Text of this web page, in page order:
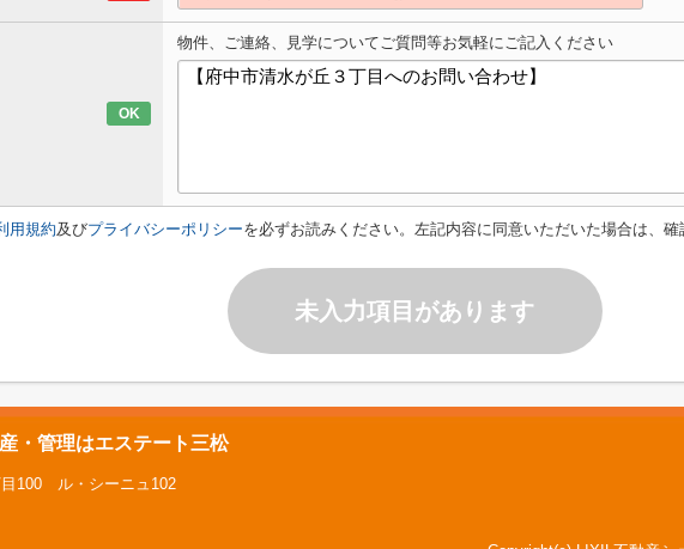
OK
物件、ご連絡、見学についてご質問等お気軽にご記入ください
用規約及びプライバシーポリシーを必ずお読みください。左記内容に同意いただいた場合は、確
未入力項目があります
・管理はエステート三松
100 ル・シーニュ102